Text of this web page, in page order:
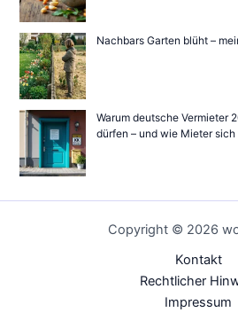
Nachbars Garten blüht –
Warum deutsche Vermieter
dürfen – und wie Mieter
Copyright © 2026
Kontakt
Rechtlicher
Impressum